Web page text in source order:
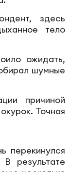
здесь
тело
ожидать,
шумные
причиной
Точная
перекинулся
результате